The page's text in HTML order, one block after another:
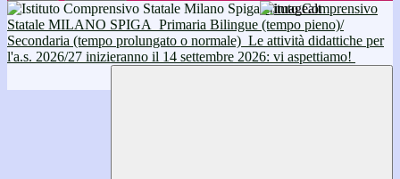
Istituto Comprensivo
Statale MILANO SPIGA Primaria Bilingue (tempo pieno)/
Secondaria (tempo prolungato o normale) Le attività didattiche per
l'a.s. 2026/27 inizieranno il 14 settembre 2026: vi aspettiamo!